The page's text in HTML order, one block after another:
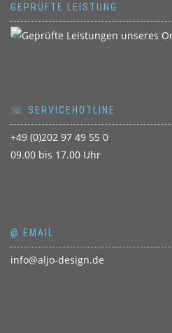
GEPRÜFTE LEISTUNG
☏ SERVICEHOTLINE
+49 (0)202 97 49 55 0
09.00 bis 17.00 Uhr
@ EMAIL
info@aljo-design.de